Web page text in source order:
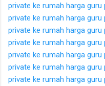
private ke rumah harga guru
private ke rumah harga guru
private ke rumah harga guru
private ke rumah harga guru
private ke rumah harga guru
private ke rumah harga guru
private ke rumah harga guru